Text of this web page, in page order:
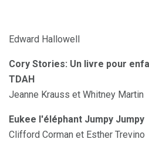
Edward Hallowell
Cory Stories: Un livre pour
TDAH
Jeanne Krauss et Whitney Martin
Eukee l'éléphant Jumpy Jumpy
Clifford Corman et Esther Trevino